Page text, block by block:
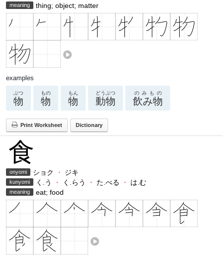
meaning thing; object; matter
examples
物
ぶつ
物
もの
物
もん
動物
どうぶつ
飲み物
のみもの
Print Worksheet Dictionary
食
onyomi ショク ・ ジキ
kunyomi く.う ・ く.らう ・ た.べる ・ は.む
meaning eat; food